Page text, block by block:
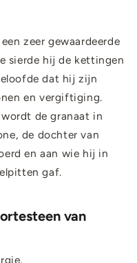
zeer gewaardeerde
sierde hij de kettingen
dat hij zijn
en vergiftiging.
de granaat in
de dochter van
en aan wie hij in
gaf.
van